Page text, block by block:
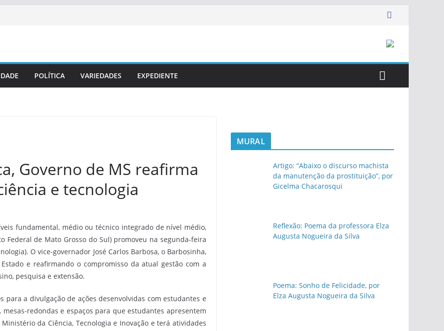
POLÍTICA VARIEDADES EXPEDIENTE
Governo de MS reafirma
e tecnologia
fundamental, médio ou técnico integrado de nível médio,
Federal de Mato Grosso do Sul) promoveu na segunda-feira
O vice-governador José Carlos Barbosa, o Barbosinha,
e reafirmando o compromisso da atual gestão com a
pesquisa e extensão.
a divulgação de ações desenvolvidas com estudantes e
redondas e espaços para que estudantes apresentem
da Ciência, Tecnologia e Inovação e terá atividades
MURAL
Artigo: “Abaixo o discurso machista
da manutenção da prostituição”, por
Gicelma Chacarosqui
Reflexão: Poema da professora Elza
Augusta Nogueira da Silva
Poema: Sonho de Felicidade, por
Elza Augusta Nogueira da Silva